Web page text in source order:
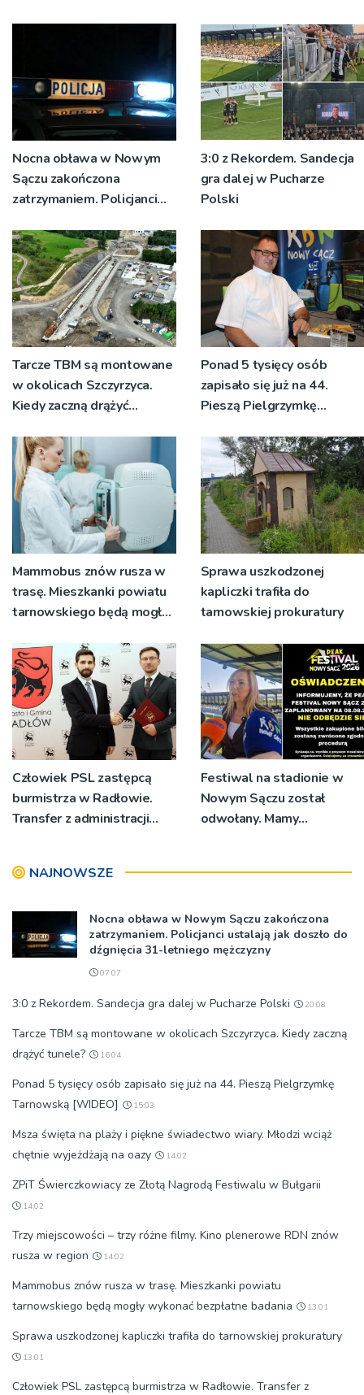
Nocna obława w Nowym
Sączu zakończona
zatrzymaniem. Policjanci
dźgnięcia 31-letniego
mężczyzny
3:0 z Rekordem. Sandecja
gra dalej w Pucharze
Polski
Tarcze TBM są montowane
w okolicach Szczyrzyca.
Kiedy zaczną drążyć
Ponad 5 tysięcy osób
zapisało się już na 44.
Pieszą Pielgrzymkę
Mammobus znów rusza w
trasę. Mieszkanki powiatu
tarnowskiego będą mogły
badania
Sprawa uszkodzonej
kapliczki trafiła do
tarnowskiej prokuratury
Człowiek PSL zastępcą
burmistrza w Radłowie.
Transfer z administracji
Festiwal na stadionie w
Nowym Sączu został
odwołany. Mamy
NAJNOWSZE
Nocna obława w Nowym Sączu zakończona
zatrzymaniem. Policjanci ustalają jak doszło do
dźgnięcia 31-letniego mężczyzny
07:07
3:0 z Rekordem. Sandecja gra dalej w Pucharze Polski 20:08
Tarcze TBM są montowane w okolicach Szczyrzyca. Kiedy zaczną
drążyć tunele?
16:04
Ponad 5 tysięcy osób zapisało się już na 44. Pieszą Pielgrzymkę
Tarnowską [WIDEO]
15:03
Msza święta na plaży i piękne świadectwo wiary. Młodzi wciąż
chętnie wyjeżdżają na oazy
14:02
ZPiT Świerczkowiacy ze Złotą Nagrodą Festiwalu w Bułgarii
14:02
Trzy miejscowości – trzy różne filmy. Kino plenerowe RDN znów
rusza w region
14:02
Mammobus znów rusza w trasę. Mieszkanki powiatu
tarnowskiego będą mogły wykonać bezpłatne badania
13:01
Sprawa uszkodzonej kapliczki trafiła do tarnowskiej prokuratury
13:01
Człowiek PSL zastępcą burmistrza w Radłowie. Transfer z